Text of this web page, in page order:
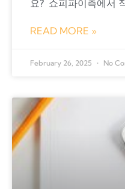
요? ​ 쇼피파이측에서
READ MORE »
February 26, 2025 No